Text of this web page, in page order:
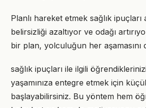
Planlı hareket etmek sağlık ipuçları
belirsizliği azaltıyor ve odağı
bir plan, yolculuğun her aşamasını
sağlık ipuçları ile ilgili
yaşamınıza entegre etmek için
başlayabilirsiniz. Bu yöntem hem